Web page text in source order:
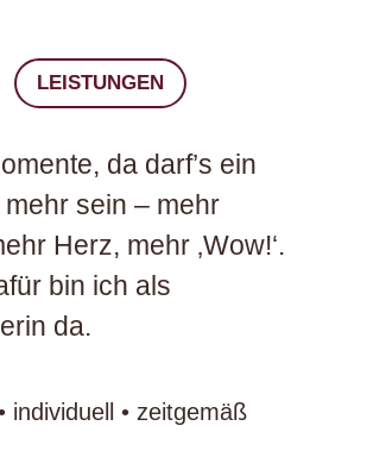
LEISTUNGEN
da darf’s ein
sein – mehr
Herz, mehr ‚Wow!‘.
bin ich als
da.
individuell • zeitgemäß